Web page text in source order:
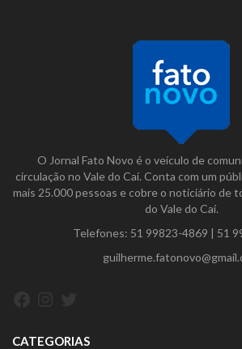
O Jornal Fato Novo é o veículo de
circulação no Vale do Caí. Conta com um
mais 25.000 pessoas e cobre o noticiário de
do Vale do Caí.
Telefones: 51 99823-4869 | 51
CATEGORIAS